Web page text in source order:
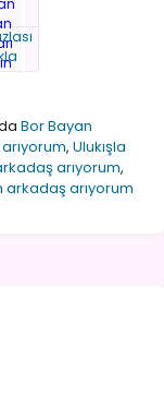
Bor Bayan
, Ulukışla
arıyorum,
arkadaş arıyorum